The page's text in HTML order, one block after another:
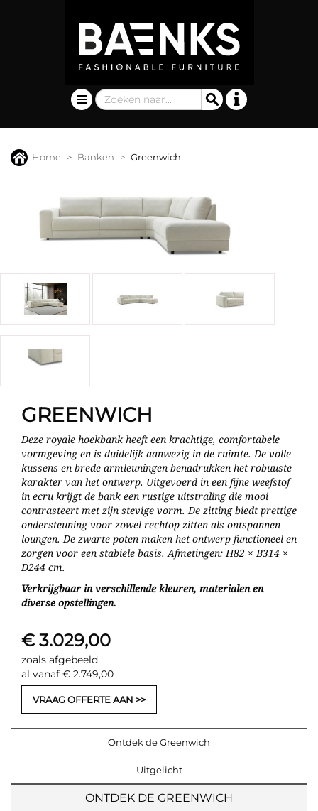
Home Banken Greenwich
GREENWICH
Deze royale hoekbank heeft een krachtige, comfortabele
vormgeving en is duidelijk aanwezig in de ruimte. De volle
kussens en brede armleuningen benadrukken het robuuste
karakter van het ontwerp. Uitgevoerd in een fijne weefstof
in ecru krijgt de bank een rustige uitstraling die mooi
contrasteert met zijn stevige vorm. De zitting biedt prettige
ondersteuning voor zowel rechtop zitten als ontspannen
loungen. De zwarte poten maken het ontwerp functioneel en
zorgen voor een stabiele basis. Afmetingen: H82 × B314 ×
D244 cm.
Verkrijgbaar in verschillende kleuren, materialen en
diverse opstellingen.
€ 3.029,00
zoals afgebeeld
al vanaf € 2.749,00
VRAAG OFFERTE AAN
Ontdek de Greenwich
Uitgelicht
ONTDEK DE GREENWICH